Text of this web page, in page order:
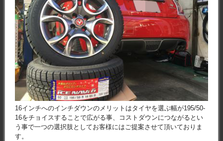
16インチへのインチダウンのメリットはタイヤを選ぶ幅が195/50-
16をチョイスすることで広がる事、コストダウンにつながるとい
う事で一つの選択肢としてお客様にはご提案させて頂いておりま
す。